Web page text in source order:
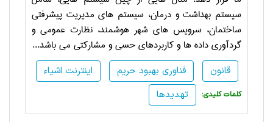
سیستم بهداشت و درمان، سیستم های مدیریت پیشرفتی
ساختمان، سرویس های شهر هوشمند، نظارت عمومی و
گردآوری داده ها و کاربردهای حسی و مشارکتی می باشد...
اینترنت اشیاء فناوری بهبود حریم
قانون
تهدیدها
:کلمات کلیدی